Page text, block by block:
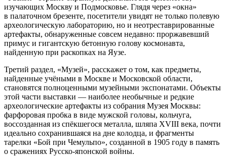
изучающих Москву и Подмосковье. Глядя через «окна»
в палаточном брезенте, посетители увидят не только полевую
археологическую лабораторию, но и неотреставрированные
артефакты, обнаруженные совсем недавно: проржавевший
примус и гигантскую бетонную голову космонавта,
найденную при раскопках на Яузе.
Третий раздел, «Музей», расскажет о том, как предметы,
найденные учёными в Москве и Московской области,
становятся полноценными музейными экспонатами. Объекты
этой части выставки — наиболее необычные и редкие
археологические артефакты из собрания Музея Москвы:
фарфоровая пробка в виде мужской головы, кольчуга,
воссозданная из спёкшегося металла, шляпа XVIII века, почти
идеально сохранившаяся на дне колодца, и фрагменты
тарелки «Бой при Чемульпо», созданной в 1905 году в память
о сражениях Русско-японской войны.